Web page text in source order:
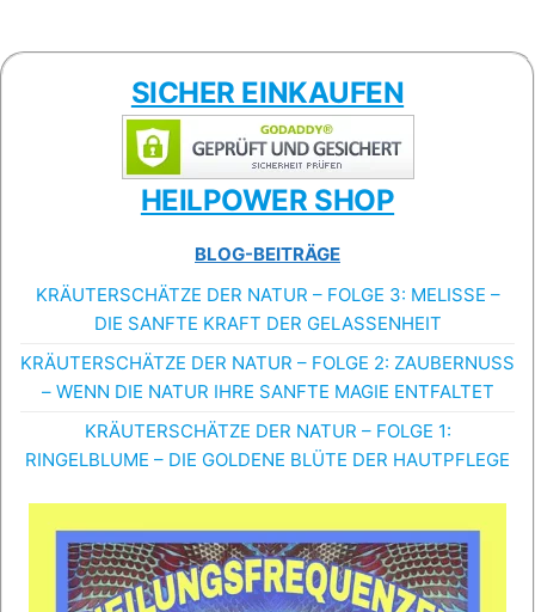
SICHER EINKAUFEN
HEILPOWER SHOP
BLOG-BEITRÄGE
KRÄUTERSCHÄTZE DER NATUR – FOLGE 3: MELISSE –
DIE SANFTE KRAFT DER GELASSENHEIT
KRÄUTERSCHÄTZE DER NATUR – FOLGE 2: ZAUBERNUSS
– WENN DIE NATUR IHRE SANFTE MAGIE ENTFALTET
KRÄUTERSCHÄTZE DER NATUR – FOLGE 1:
RINGELBLUME – DIE GOLDENE BLÜTE DER HAUTPFLEGE